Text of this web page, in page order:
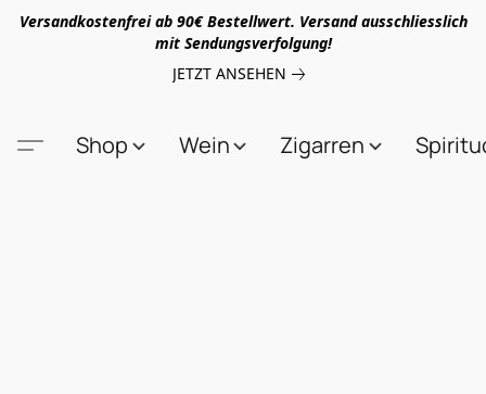
Versandkostenfrei ab 90€ Bestellwert. Versand ausschliesslich
mit Sendungsverfolgung!
JETZT ANSEHEN
Shop Wein Zigarren